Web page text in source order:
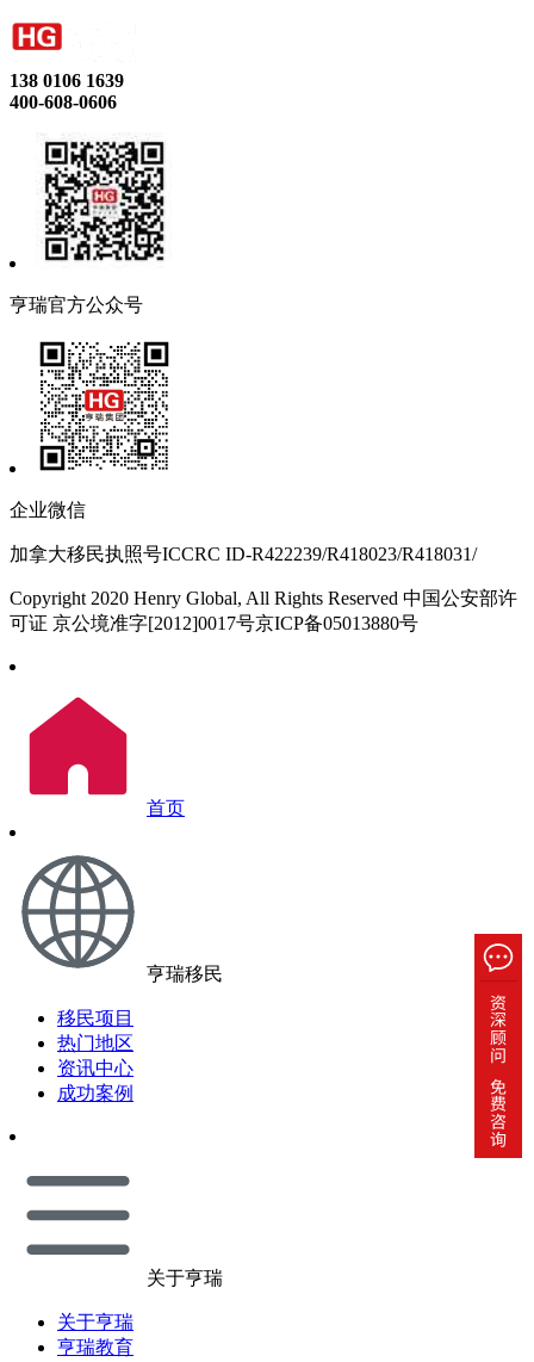
138 0106 1639
400-608-0606
亨瑞官方公众号
企业微信
加拿大移民执照号ICCRC ID-R422239/R418023/R418031/
Copyright 2020 Henry Global, All Rights Reserved 中国公安部许
可证 京公境准字[2012]0017号京ICP备05013880号
首页
亨瑞移民
移民项目
热门地区
资讯中心
成功案例
关于亨瑞
关于亨瑞
亨瑞教育